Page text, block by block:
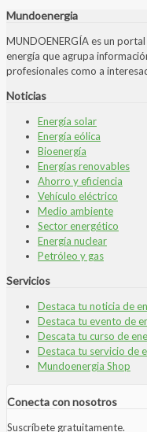
Mundoenergia
MUNDOENERGÍA es un
energía que agrupa
profesionales como a
Noticias
Energía solar
Energía eólica
Bioenergía
Energías renovables
Ahorro y eficiencia
Vehículo eléctrico
Medio ambiente
Sector energético
Energía nuclear
Petróleo y gas
Servicios
Destaca tu noticia de
Destaca tu evento de
Descata tu curso de
Destaca tu servicio de
Mundoenergia Shop
Conecta con nosotros
Suscríbete gratuitamente.